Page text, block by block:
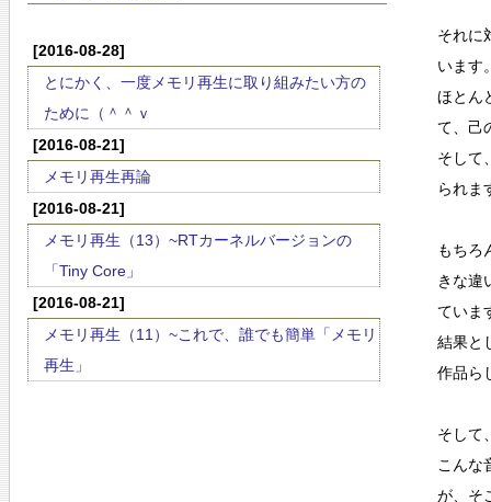
[2016-08-28]
とにかく、一度メモリ再生に取り組みたい方の
ために（＾＾ｖ
[2016-08-21]
メモリ再生再論
[2016-08-21]
メモリ再生（13）~RTカーネルバージョンの
「Tiny Core」
[2016-08-21]
メモリ再生（11）~これで、誰でも簡単「メモリ
再生」
それに
います
ほとん
て、己
そして
られま
もちろ
きな違
ていま
結果と
作品ら
そして
こんな
が、そ